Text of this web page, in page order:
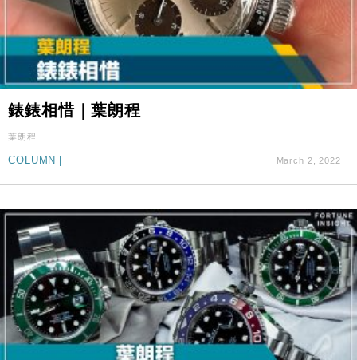
錶錶相惜｜葉朗程
葉朗程
COLUMN March 2, 2022